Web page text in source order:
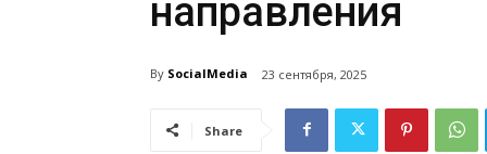
направления
By SocialMedia 23 сентября, 2025
Share